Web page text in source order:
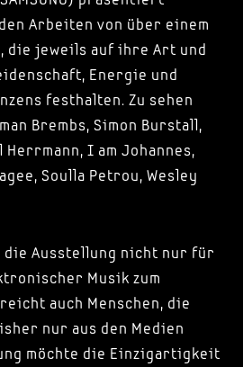
Arbeiten von über einem
die jeweils auf ihre Art und
Energie und
festhalten. Zu sehen
Brembs, Simon Burstall,
Herrmann, I am Johannes,
Soulla Petrou, Wesley
die Ausstellung nicht nur für
Musik zum
auch Menschen, die
nur aus den Medien
möchte die Einzigartigkeit